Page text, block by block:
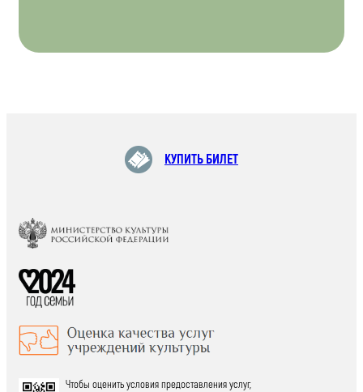
КУПИТЬ БИЛЕТ
Чтобы оценить условия предоставления услуг,